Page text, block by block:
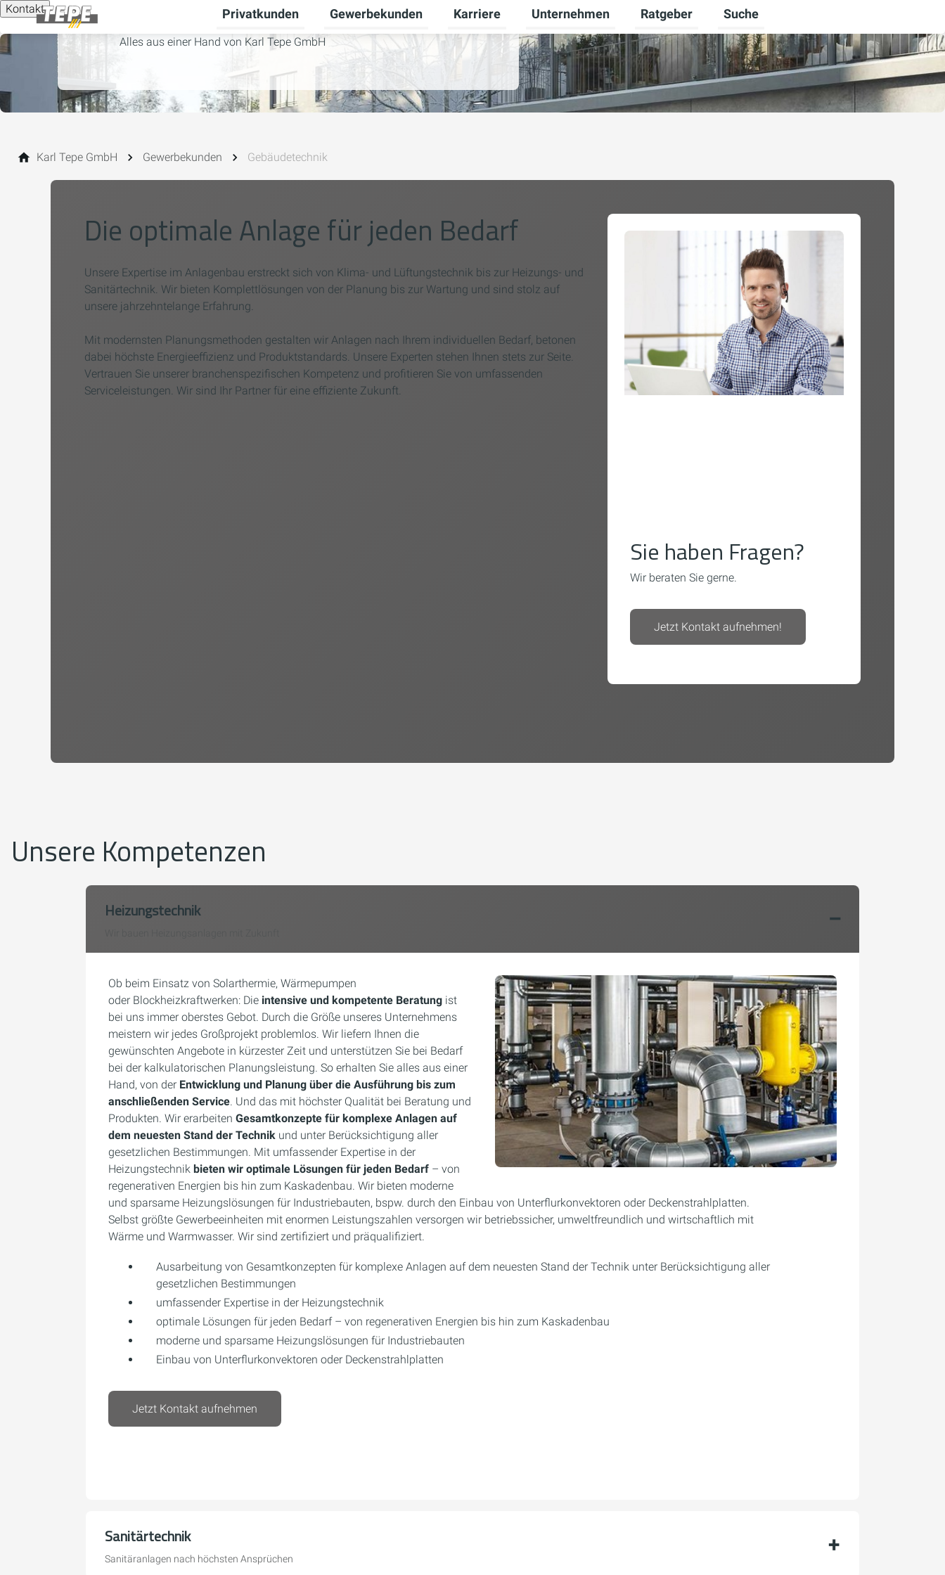
Kontakt Privatkunden
Untermenü für Privatkunden umschalten
Gewerbekunden
Untermenü für Gewerbekunden umschalten
Karriere
Untermenü für Karriere umschalten
Unternehmen
Untermenü für Unternehmen umschalten
Ratgeber
Untermenü für Ratgeber umschalten
Suche
Alles aus einer Hand von Karl Tepe GmbH
Karl Tepe GmbH Gewerbekunden Gebäudetechnik
Die optimale Anlage für jeden Bedarf
Unsere Expertise im Anlagenbau erstreckt sich von Klima- und Lüftungstechnik bis zur Heizungs- und
Sanitärtechnik. Wir bieten Komplettlösungen von der Planung bis zur Wartung und sind stolz auf
unsere jahrzehntelange Erfahrung.
Mit modernsten Planungsmethoden gestalten wir Anlagen nach Ihrem individuellen Bedarf, betonen
dabei höchste Energieeffizienz und Produktstandards. Unsere Experten stehen Ihnen stets zur Seite.
Vertrauen Sie unserer branchenspezifischen Kompetenz und profitieren Sie von umfassenden
Serviceleistungen. Wir sind Ihr Partner für eine effiziente Zukunft.
Sie haben Fragen?
Wir beraten Sie gerne.
Jetzt Kontakt aufnehmen!
Unsere Kompetenzen
Heizungstechnik
Ob beim Einsatz von Solarthermie, Wärmepumpen
oder Blockheizkraftwerken: Die intensive und kompetente Beratung ist
bei uns immer oberstes Gebot. Durch die Größe unseres Unternehmens
meistern wir jedes Großprojekt problemlos. Wir liefern Ihnen die
gewünschten Angebote in kürzester Zeit und unterstützen Sie bei Bedarf
bei der kalkulatorischen Planungsleistung. So erhalten Sie alles aus einer
Hand, von der Entwicklung und Planung über die Ausführung bis zum
anschließenden Service . Und das mit höchster Qualität bei Beratung und
Produkten. Wir erarbeiten Gesamtkonzepte für komplexe Anlagen auf
dem neuesten Stand der Technik und unter Berücksichtigung aller
gesetzlichen Bestimmungen. Mit umfassender Expertise in der
Heizungstechnik bieten wir optimale Lösungen für jeden Bedarf – von
regenerativen Energien bis hin zum Kaskadenbau. Wir bieten moderne
und sparsame Heizungslösungen für Industriebauten, bspw. durch den Einbau von Unterflurkonvektoren oder Deckenstrahlplatten.
Selbst größte Gewerbeeinheiten mit enormen Leistungszahlen versorgen wir betriebssicher, umweltfreundlich und wirtschaftlich mit
Wärme und Warmwasser. Wir sind zertifiziert und präqualifiziert.
Ausarbeitung von Gesamtkonzepten für komplexe Anlagen auf dem neuesten Stand der Technik unter Berücksichtigung aller
gesetzlichen Bestimmungen
umfassender Expertise in der Heizungstechnik
optimale Lösungen für jeden Bedarf – von regenerativen Energien bis hin zum Kaskadenbau
moderne und sparsame Heizungslösungen für Industriebauten
Einbau von Unterflurkonvektoren oder Deckenstrahlplatten
Jetzt Kontakt aufnehmen
Sanitärtechnik
Sanitäranlagen nach höchsten Ansprüchen